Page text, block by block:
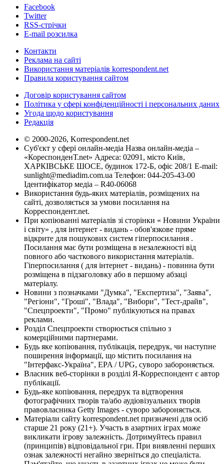
Facebook
Twitter
RSS-стрічки
E-mail розсилка
Контакти
Реклама на сайті
Використання матеріалів korrespondent.net
Правила користування сайтом
Договір користування сайтом
Політика у сфері конфіденційності і персональних даних
Угода щодо користування
Редакція
© 2000-2026, Korrespondent.net
Суб'єкт у сфері онлайн-медіа Назва онлайн-медіа –
«КореспонденТ.net» Адреса: 02091, місто Київ,
ХАРКІВСЬКЕ ШОСЕ, будинок 172-Б, офіс 208/1 E-mail:
sunlight@mediadim.com.ua Телефон: 044-205-43-00
Ідентифікатор медіа – R40-06068
Використання будь-яких матеріалів, розміщених на
сайті, дозволяється за умови посилання на
Корреспондент.net.
При копіюванні матеріалів зі сторінки « Новини України
і світу» , для інтернет - видань - обов'язкове пряме
відкрите для пошукових систем гіперпосилання .
Посилання має бути розміщена в незалежності від
повного або часткового використання матеріалів.
Гіперпосилання ( для інтернет - видань) - повинна бути
розміщена в підзаголовку або в першому абзаці
матеріалу.
Новини з позначками "Думка", "Експертиза", "Заява",
"Регіони", "Гроші", "Влада", "Вибори", "Тест-драйв",
"Спецпроекти", "Промо" публікуються на правах
реклами.
Розділ Спецпроекти створюється спільно з
комерційними партнерами.
Будь яке копіювання, публікація, передрук, чи наступне
поширення інформації, що містить посилання на
"Інтерфакс-Україна", EPA / UPG, суворо забороняється.
Власник веб-сторінки в розділі Я-Корреспондент є автор
публікації.
Будь-яке копіювання, передрук та відтворення
фотографічних творів та/або аудіовізуальних творів
правовласника Getty Images - суворо забороняється.
Матеріали сайту korrespondent.net призначені для осіб
старше 21 року (21+). Участь в азартних іграх може
викликати ігрову залежність. Дотримуйтесь правил
(принципів) відповідальної гри. При виявленні перших
ознак залежності негайно зверніться до спеціаліста.